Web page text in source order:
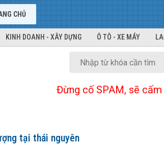
CHỦ
KINH DOANH - XÂY DỰNG Ô TÔ - XE MÁY
Đừng cố SPAM, sẽ cấm
tại thái nguyên